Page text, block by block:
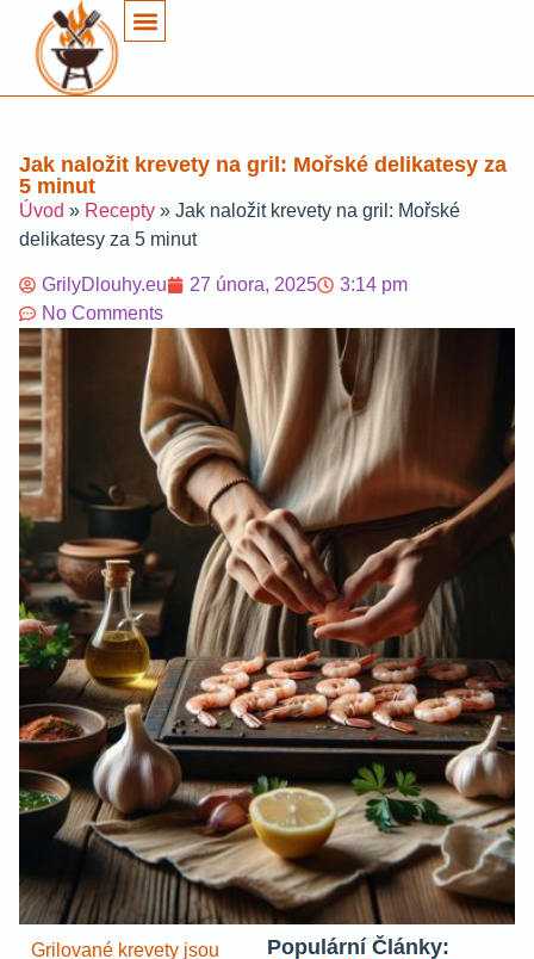
Jak naložit krevety na gril: Mořské delikatesy za
5 minut
Úvod » Recepty » Jak naložit krevety na gril: Mořské
delikatesy za 5 minut
GrilyDlouhy.eu 27 února, 2025
3:14 pm
No Comments
Grilované krevety jsou
Populární Články: